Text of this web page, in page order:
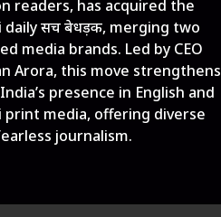
readers, has acquired the
daily सच बेधड़क, merging two
media brands. Led by CEO
Arora, this move strengthens
presence in English and
print media, offering diverse
journalism.